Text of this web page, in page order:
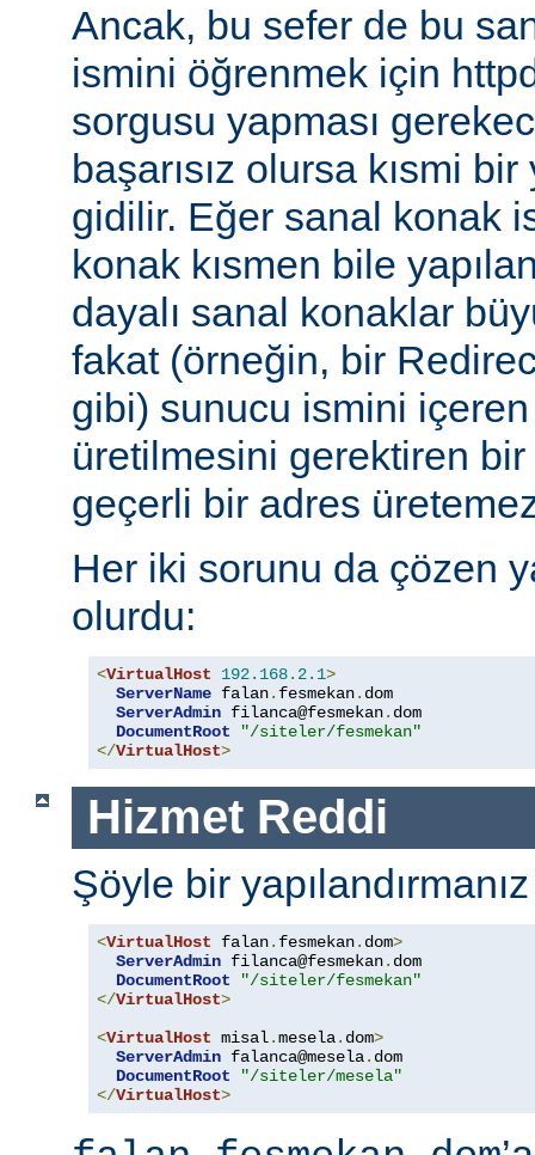
Ancak, bu sefer de bu
ismini öğrenmek için
sorgusu yapması
başarısız olursa kısmi bir
gidilir. Eğer sanal konak
konak kısmen bile
dayalı sanal konaklar
fakat (örneğin, bir
gibi) sunucu ismini
üretilmesini gerektiren
geçerli bir adres
Her iki sorunu da çözen
olurdu:
<VirtualHost 192.168. 2.1>
ServerName falan. fesmekan. dom
ServerAdmin filanca@fesmekan. dom
DocumentRoot
"/siteler/fesmekan"
</VirtualHost>
Hizmet Reddi
Şöyle bir
<VirtualHost falan. fesmekan. dom>
ServerAdmin filanca@fesmekan. dom
DocumentRoot
"/siteler/fesmekan"
</VirtualHost>
<VirtualHost misal.mesela. dom>
ServerAdmin falanca@mesela. dom
DocumentRoot
"/siteler/mesela"
</VirtualHost>